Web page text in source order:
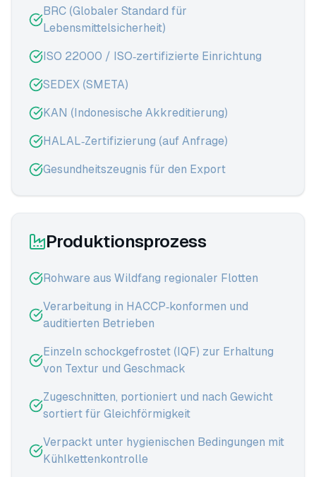
BRC (Globaler Standard für
Lebensmittelsicherheit)
ISO 22000 / ISO‑zertifizierte Einrichtung
SEDEX (SMETA)
KAN (Indonesische Akkreditierung)
HALAL‑Zertifizierung (auf Anfrage)
Gesundheitszeugnis für den Export
Produktionsprozess
Rohware aus Wildfang regionaler Flotten
Verarbeitung in HACCP‑konformen und
auditierten Betrieben
Einzeln schockgefrostet (IQF) zur Erhaltung
von Textur und Geschmack
Zugeschnitten, portioniert und nach Gewicht
sortiert für Gleichförmigkeit
Verpackt unter hygienischen Bedingungen mit
Kühlkettenkontrolle